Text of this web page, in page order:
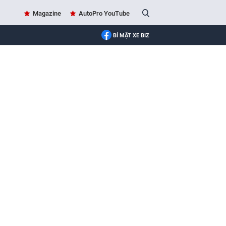
Magazine AutoPro YouTube
BÍ MẬT XE BIZ